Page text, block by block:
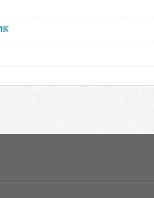
医